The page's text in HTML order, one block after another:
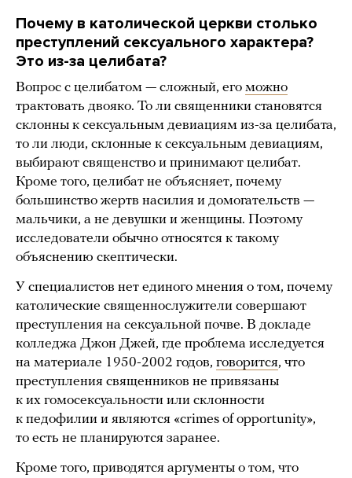
Почему в католической церкви столько
преступлений сексуального характера?
Это из-за целибата?
Вопрос с целибатом — сложный, его можно
трактовать двояко. То ли священники становятся
склонны к сексуальным девиациям из-за целибата,
то ли люди, склонные к сексуальным девиациям,
выбирают священство и принимают целибат.
Кроме того, целибат не объясняет, почему
большинство жертв насилия и домогательств —
мальчики, а не девушки и женщины. Поэтому
исследователи обычно относятся к такому
объяснению скептически.
У специалистов нет единого мнения о том, почему
католические священнослужители совершают
преступления на сексуальной почве. В докладе
колледжа Джон Джей, где проблема исследуется
на материале 1950-2002 годов, говорится, что
преступления священников не привязаны
к их гомосексуальности или склонности
к педофилии и являются «crimes of opportunity»,
то есть не планируются заранее.
Кроме того, приводятся аргументы о том, что